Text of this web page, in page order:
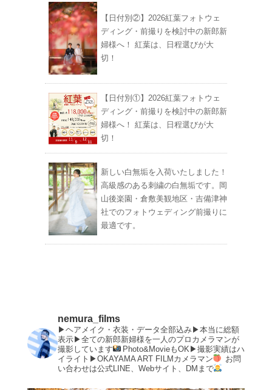
【日付別②】2026紅葉フォトウェ
ディング・前撮りを検討中の新郎新
婦様へ！ 紅葉は、日程選びが大
切！
【日付別①】2026紅葉フォトウェ
ディング・前撮りを検討中の新郎新
婦様へ！ 紅葉は、日程選びが大
切！
新しい白無垢を入荷いたしました！
高級感のある刺繍の白無垢です。岡
山後楽園・倉敷美観地区・吉備津神
社でのフォトウェディング前撮りに
最適です。
nemura_films
▶︎ヘアメイク・衣装・データ全部込み▶︎本当に総額
表示▶︎全ての新郎新婦様を一人のプロカメラマンが
撮影しています
Photo&MovieもOK▶︎撮影実績はハ
イライト▶︎OKAYAMA ART FILMカメラマン
お問
い合わせは公式LINE、Webサイト、DMまで